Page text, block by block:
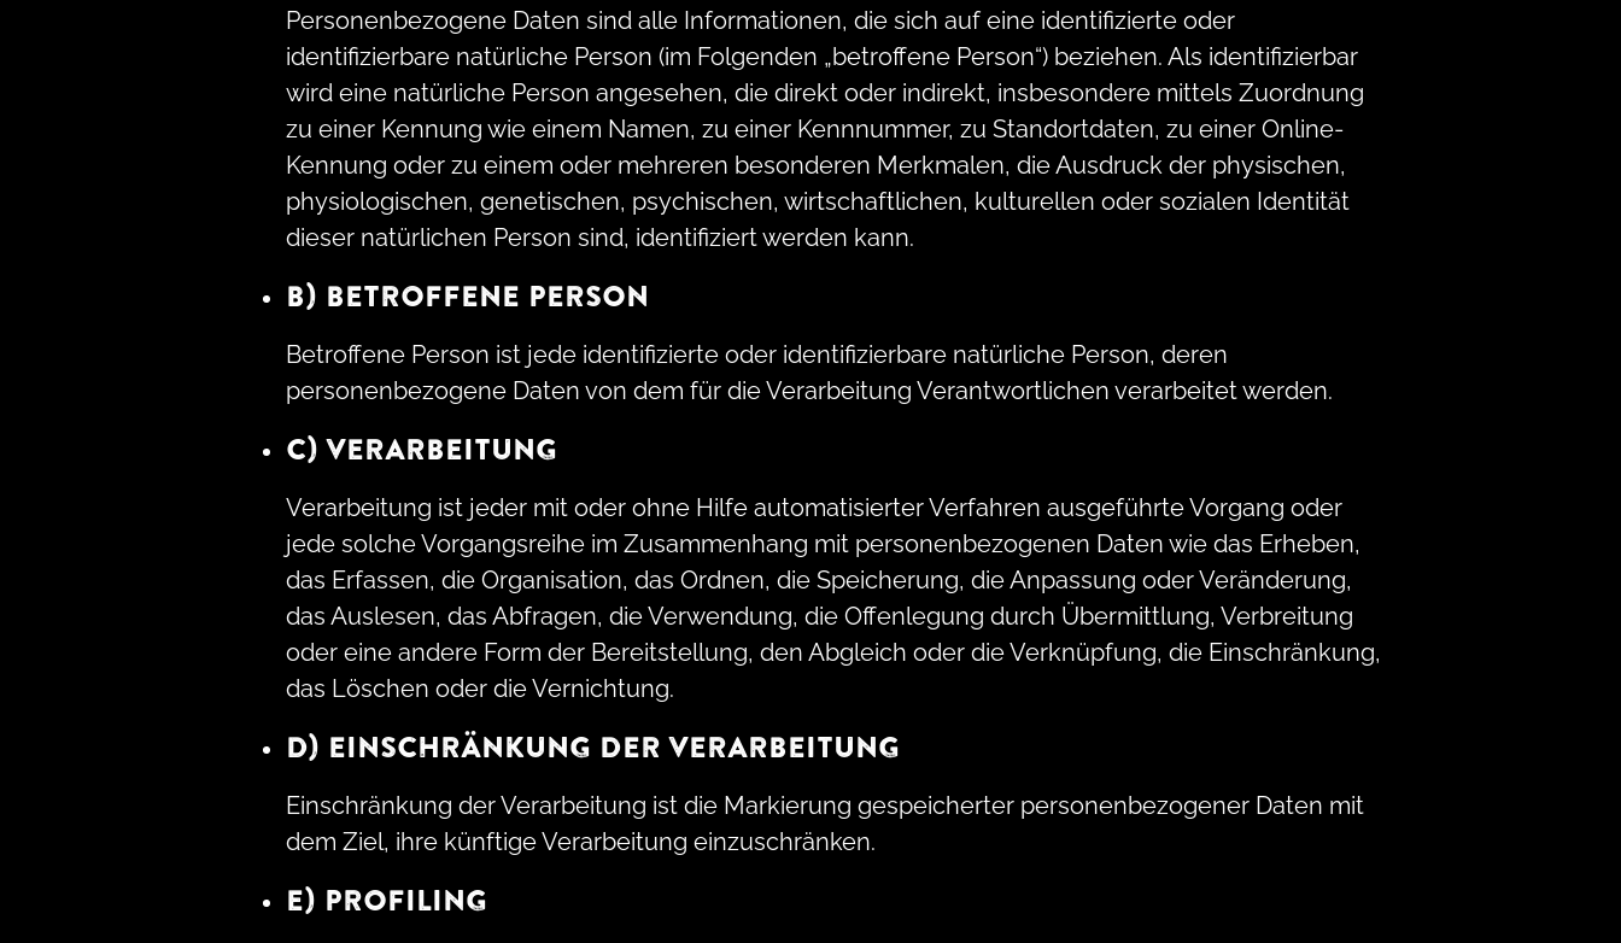
Personenbezogene Daten sind alle Informationen, die sich auf eine identifizierte oder
identifizierbare natürliche Person (im Folgenden „betroffene Person“) beziehen. Als identifizierbar
wird eine natürliche Person angesehen, die direkt oder indirekt, insbesondere mittels Zuordnung
zu einer Kennung wie einem Namen, zu einer Kennnummer, zu Standortdaten, zu einer Online-
Kennung oder zu einem oder mehreren besonderen Merkmalen, die Ausdruck der physischen,
physiologischen, genetischen, psychischen, wirtschaftlichen, kulturellen oder sozialen Identität
dieser natürlichen Person sind, identifiziert werden kann.
B) BETROFFENE PERSON
Betroffene Person ist jede identifizierte oder identifizierbare natürliche Person, deren
personenbezogene Daten von dem für die Verarbeitung Verantwortlichen verarbeitet werden.
C) VERARBEITUNG
Verarbeitung ist jeder mit oder ohne Hilfe automatisierter Verfahren ausgeführte Vorgang oder
jede solche Vorgangsreihe im Zusammenhang mit personenbezogenen Daten wie das Erheben,
das Erfassen, die Organisation, das Ordnen, die Speicherung, die Anpassung oder Veränderung,
das Auslesen, das Abfragen, die Verwendung, die Offenlegung durch Übermittlung, Verbreitung
oder eine andere Form der Bereitstellung, den Abgleich oder die Verknüpfung, die Einschränkung,
das Löschen oder die Vernichtung.
D) EINSCHRÄNKUNG DER VERARBEITUNG
Einschränkung der Verarbeitung ist die Markierung gespeicherter personenbezogener Daten mit
dem Ziel, ihre künftige Verarbeitung einzuschränken.
E) PROFILING